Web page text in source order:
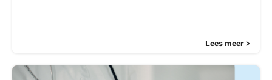
Lees meer >